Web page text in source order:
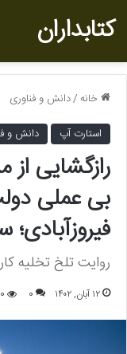
کتابداران
خانه /دانش و فناوری
استارت آپ
دانش و
رازگشایی از
بی عملی
روایت تلخ تخلیه
۱۲ آبان, ۱۴۰۲ 0
0